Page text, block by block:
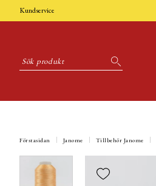
Kundservice
Förstasidan Janome Tillbehör Janome